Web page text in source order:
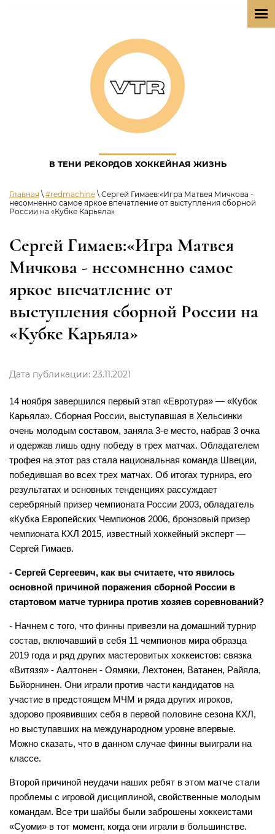
В ТЕНИ РЕКОРДОВ ХОККЕЙНАЯ ЖИЗНЬ
Главная \ #redmachine \ Сергей Гимаев:«Игра Матвея Мичкова -
несомненно самое яркое впечатление от выступления сборной
России на «Кубке Карьяла»
Сергей Гимаев:«Игра Матвея
Мичкова - несомненно самое
яркое впечатление от
выступления сборной России на
«Кубке Карьяла»
Дата публикации: 23.11.2021
14 ноября завершился первый этап «Евротура» — «Кубок
Карьяла». Сборная России, выступавшая в Хельсинки
очень молодым составом, заняла 3-е место, набрав 3 очка
и одержав лишь одну победу в трех матчах. Обладателем
трофея на этот раз стала национальная команда Швеции,
победившая во всех трех матчах. Об итогах турнира, его
результатах и основных тенденциях рассуждает
серебряный призер чемпионата России 2003, обладатель
«Кубка Европейских Чемпионов 2006, бронзовый призер
чемпионата КХЛ 2015, известный хоккейный эксперт —
Сергей Гимаев.
- Сергей Сергеевич, как вы считаете, что явилось
основной причиной поражения сборной России в
стартовом матче турнира против хозяев соревнований?
- Начнем с того, что финны привезли на домашний турнир
состав, включавший в себя 11 чемпионов мира образца
2019 года и ряд других мастеровитых хоккеистов: связка
«Витязя» - Аалтонен - Оямяки, Лехтонен, Ватанен, Райяла,
Бьйорнинен. Они играли против части кандидатов на
участие в предстоящем МЧМ и ряда других игроков,
здорово проявивших себя в первой половине сезона КХЛ,
но выступавших на международном уровне впервые.
Можно сказать, что в данном случае финны выиграли на
классе.
Второй причиной неудачи наших ребят в этом матче стали
проблемы с игровой дисциплиной, свойственные молодым
командам. Все три шайбы были заброшены хоккеистами
«Суоми» в тот момент, когда они играли в большинстве.